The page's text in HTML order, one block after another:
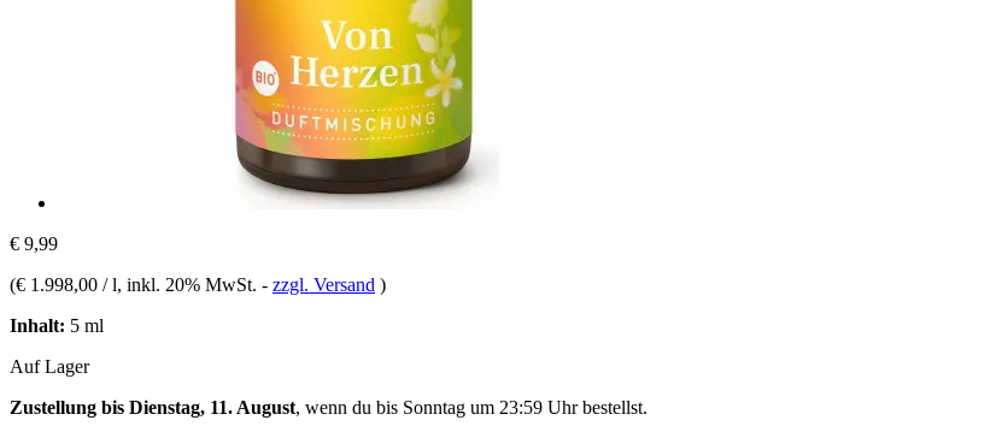
€ 9,99
(€ 1.998,00 / l, inkl. 20% MwSt. - zzgl. Versand )
Inhalt: 5 ml
Auf Lager
Zustellung bis Dienstag, 11. August, wenn du bis Sonntag um 23:59 Uhrbestellst.